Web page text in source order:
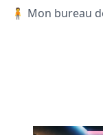
🧍 Mon bureau